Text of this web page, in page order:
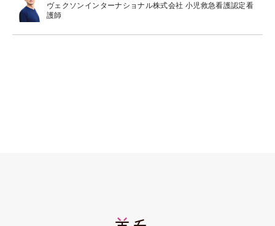
ヴェクソンインターナショナル株式会社 小児救急看護認定看
護師